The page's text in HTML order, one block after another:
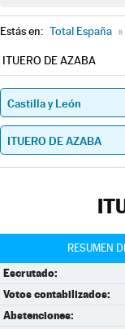
Estás en: Total España »
ITUERO DE AZABA
RESUMEN
Escrutado:
Votos contabilizados:
Abstenciones: